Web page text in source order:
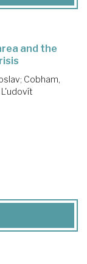
and the
; Cobham,
L'udovít